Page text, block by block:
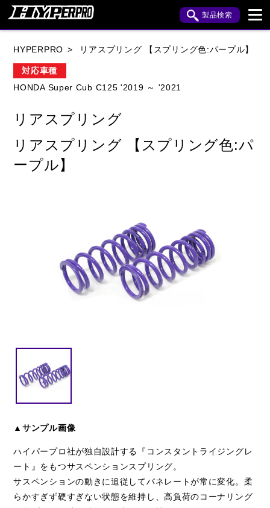
製品検索
BUELL
ROYAL ENFIELD
TRIUMPH
HYPERPRO リアスプリング 【スプリング色:パープル】
対応車種
HONDA Super Cub C125 '2019 ～ '2021
リアスプリング
リアスプリング 【スプリング色:パ
ープル】
▲サンプル画像
ハイパープロ社が独自設計する『コンスタントライジングレ
ート』をもつサスペンションスプリング。
サスペンションの動きに追従してバネレートが常に変化。柔
らかすぎず硬すぎない状態を維持し、高負荷のコーナリング